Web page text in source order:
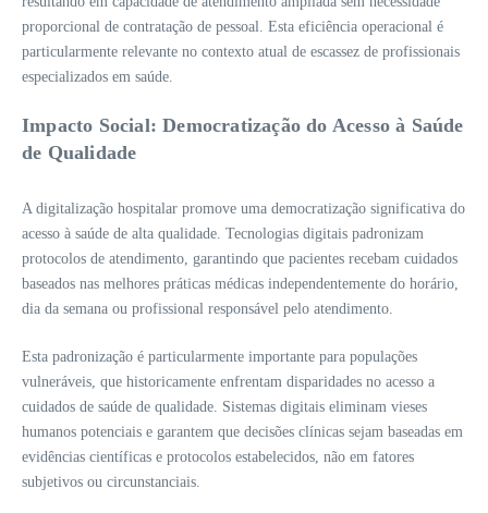
proporcional de contratação de pessoal. Esta eficiência operacional é
particularmente relevante no contexto atual de escassez de profissionais
especializados em saúde.
Impacto Social: Democratização do Acesso à Saúde
de Qualidade
A digitalização hospitalar promove uma democratização significativa do
acesso à saúde de alta qualidade. Tecnologias digitais padronizam
protocolos de atendimento, garantindo que pacientes recebam cuidados
baseados nas melhores práticas médicas independentemente do horário,
dia da semana ou profissional responsável pelo atendimento.
Esta padronização é particularmente importante para populações
vulneráveis, que historicamente enfrentam disparidades no acesso a
cuidados de saúde de qualidade. Sistemas digitais eliminam vieses
humanos potenciais e garantem que decisões clínicas sejam baseadas em
evidências científicas e protocolos estabelecidos, não em fatores
subjetivos ou circunstanciais.